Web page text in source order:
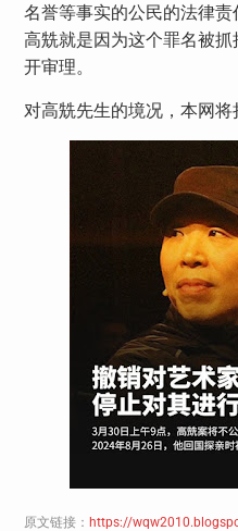
名誉等事实的公民的法律
高兟就是因为这个罪名被
开审理。
对高兟先生的境况，本网将
原文链接： https://